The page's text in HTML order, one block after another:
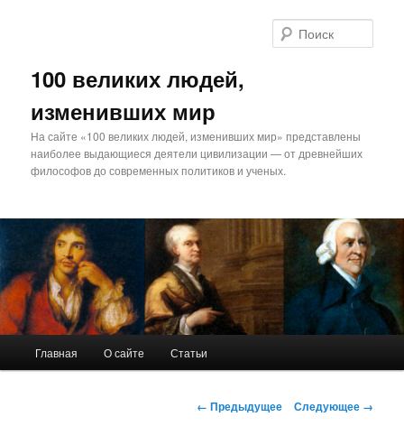
100 великих людей,
изменивших мир
На сайте «100 великих людей, изменивших мир» представлены
наиболее выдающиеся деятели цивилизации — от древнейших
философов до современных политиков и ученых.
Перейти
Главная О сайте Статьи
Навигация
← Предыдущее Следующее →